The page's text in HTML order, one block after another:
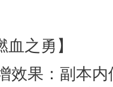
之勇】
果：副本内